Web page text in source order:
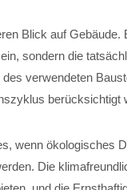
Blick auf
sondern die
verwendeten
berücksichtigt
wenn ökologisches
Die